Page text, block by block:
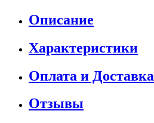
Описание
Характеристики
Оплата и Доставка
Отзывы